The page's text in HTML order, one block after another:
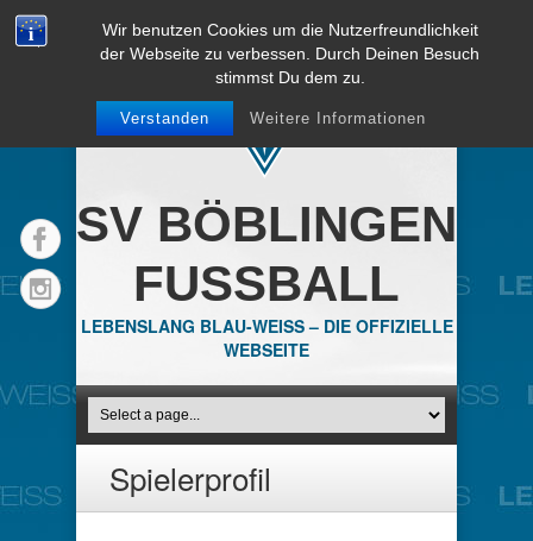
Wir benutzen Cookies um die Nutzerfreundlichkeit
der Webseite zu verbessen. Durch Deinen Besuch
stimmst Du dem zu.
Verstanden Weitere Informationen
SV BÖBLINGEN
FUSSBALL
LEBENSLANG BLAU-WEISS – DIE OFFIZIELLE
WEBSEITE
Spielerprofil